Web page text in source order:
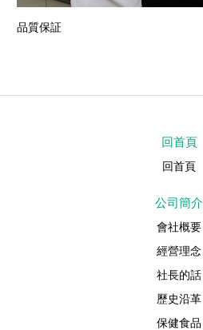
品質保証
回首頁
回首頁
公司簡介
會社概要
經營理念
社長的話
歷史沿革
保健食品